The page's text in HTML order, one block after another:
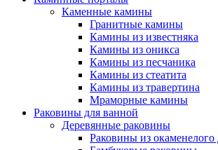
Каменные камины
Гранитные камины
Камины из известняка
Камины из оникса
Камины из песчаника
Камины из стеатита
Камины из травертина
Мраморные камины
Раковины для ванной
Деревянные раковины
Раковины из окаменелого